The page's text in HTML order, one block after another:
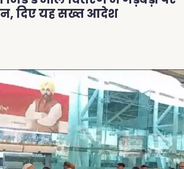
दिए यह सख्त आदेश